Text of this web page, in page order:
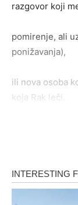
razgovor koji
pomirenje, ali
ponižavanja),
ili nova osoba
koja Rak leči.
Rak više ne
dokazuje
Novac i